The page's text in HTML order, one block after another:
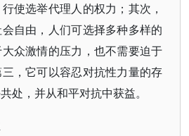
使选举代理人的权力；其次，
自由，人们可选择多种多样的
众激情的压力，也不需要迫于
，它可以容忍对抗性力量的存
处，并从和平对抗中获益。